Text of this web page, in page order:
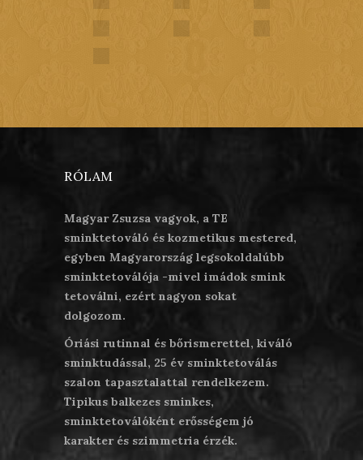
RÓLAM
Magyar Zsuzsa vagyok, a TE
sminktetováló és kozmetikus mestered,
egyben Magyarország legsokoldalúbb
sminktetoválója -mivel imádok smink
tetoválni, ezért nagyon sokat
dolgozom.
Óriási rutinnal és bőrismerettel, kiváló
sminktudással, 25 év sminktetoválás
szalon tapasztalattal rendelkezem.
Tipikus balkezes sminkes,
sminktetoválóként erősségem jó
karakter és szimmetria érzék.